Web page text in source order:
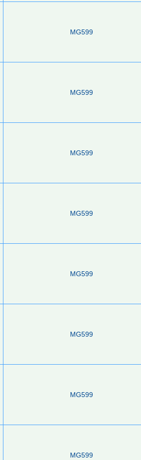
MG599
MG599
MG599
MG599
MG599
MG599
MG599
MG599